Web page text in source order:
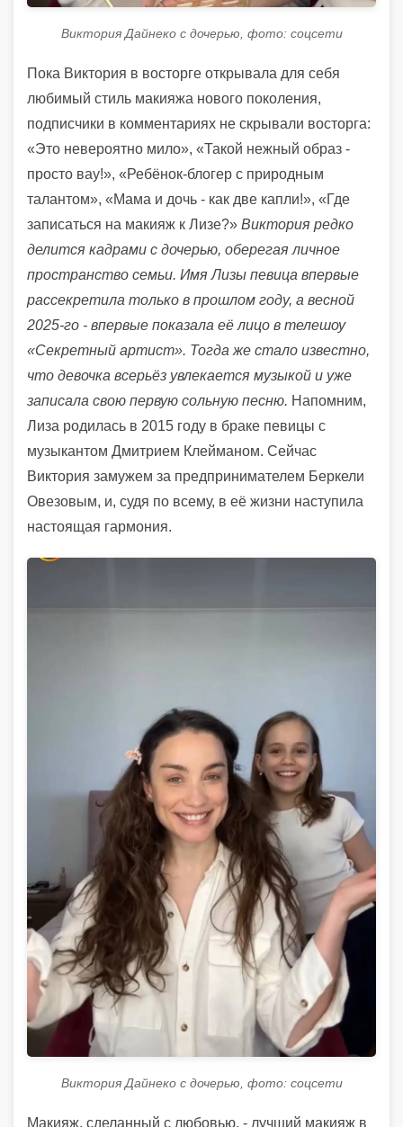
Виктория Дайнеко с дочерью, фото: соцсети
Пока Виктория в восторге открывала для себя
любимый стиль макияжа нового поколения,
подписчики в комментариях не скрывали восторга:
«Это невероятно мило», «Такой нежный образ -
просто вау!», «Ребёнок-блогер с природным
талантом», «Мама и дочь - как две капли!», «Где
записаться на макияж к Лизе?» Виктория редко
делится кадрами с дочерью, оберегая личное
пространство семьи. Имя Лизы певица впервые
рассекретила только в прошлом году, а весной
2025-го - впервые показала её лицо в телешоу
«Секретный артист». Тогда же стало известно,
что девочка всерьёз увлекается музыкой и уже
записала свою первую сольную песню. Напомним,
Лиза родилась в 2015 году в браке певицы с
музыкантом Дмитрием Клейманом. Сейчас
Виктория замужем за предпринимателем Беркели
Овезовым, и, судя по всему, в её жизни наступила
настоящая гармония.
Виктория Дайнеко с дочерью, фото: соцсети
Макияж, сделанный с любовью, - лучший макияж в